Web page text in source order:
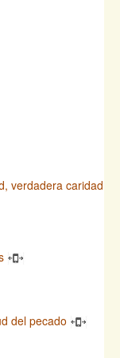
verdadera caridad
del pecado